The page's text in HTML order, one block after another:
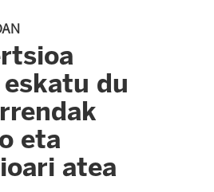
du
eta
atea